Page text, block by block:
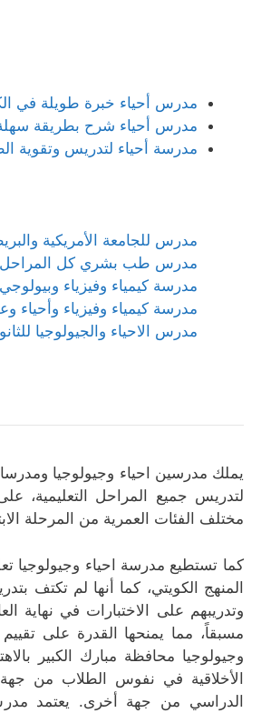
مدرس أحياء خبرة طويلة في
مدرس أحياء شرح بطريقة
مدرسة أحياء لتدريس وتقوية
مدرس للجامعة الأمريكية
مدرس طب بشري كل المراحل
مدرسة كيمياء وفيزياء
مدرسة كيمياء وفيزياء وأحياء
مدرس الاحياء والجيولوجيا
يملك مدرسين احياء وجيولوجيا
لتدريس جميع المراحل التعليمية،
مختلف الفئات العمرية من المرحلة
كما تستطيع مدرسة احياء وجيولوجيا
المنهج الكويتي، كما أنها لم تكتف
وتدريبهم على الاختبارات في نهاية
مسبقاً، مما يمنحها القدرة على
وجيولوجيا محافظة مبارك الكبير
الأخلاقية في نفوس الطلاب من
الدراسي من جهة أخرى. يعتمد